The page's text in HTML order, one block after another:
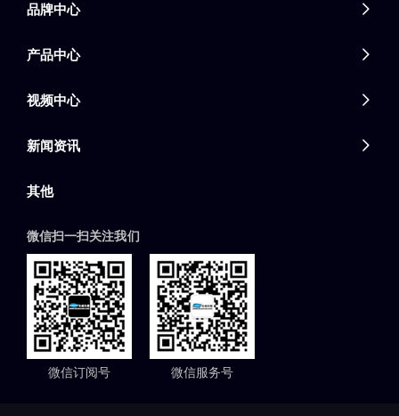
品牌中心 
产品中心 
视频中心 
新闻资讯 
其他
微信扫一扫关注我们
微信订阅号 微信服务号